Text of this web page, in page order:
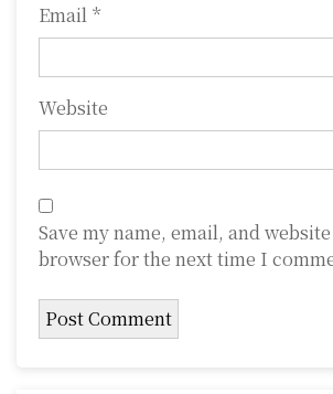
Email *
Website
Save my name, email, and
browser for the next time I